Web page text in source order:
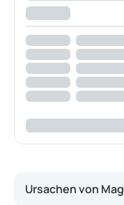
Ursachen von